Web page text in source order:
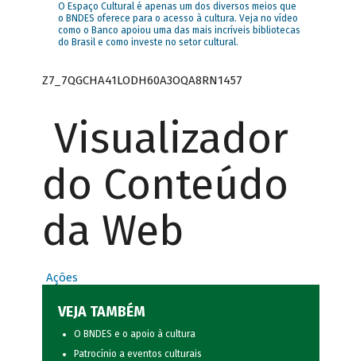
O Espaço Cultural é apenas um dos diversos meios que
o BNDES oferece para o acesso à cultura. Veja no vídeo
como o Banco apoiou uma das mais incríveis bibliotecas
do Brasil e como investe no setor cultural.
Z7_7QGCHA41LODH60A3OQA8RN1457
Visualizador
do Conteúdo
da Web
Ações
VEJA TAMBÉM
O BNDES e o apoio à cultura
Patrocínio a eventos culturais